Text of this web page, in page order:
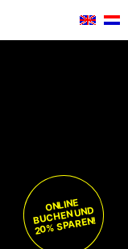
ONLINE
BUCHEN UND
20% SPAREN!